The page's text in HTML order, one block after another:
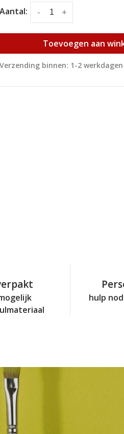
Aantal: +
-
Toevoegen aan
Verzending binnen: 1-2
hulp